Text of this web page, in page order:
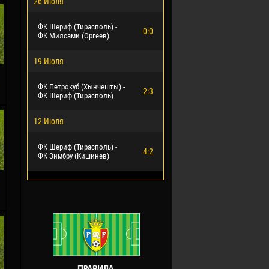
ФК Шериф (Тирасполь) -
ФК Милсами (Оргеев)
0:0
19 Июля
ФК Петрокуб (Хынчешты) -
ФК Шериф (Тирасполь)
2:3
12 Июля
ФК Шериф (Тирасполь) -
ФК Зимбру (Кишинев)
4:2